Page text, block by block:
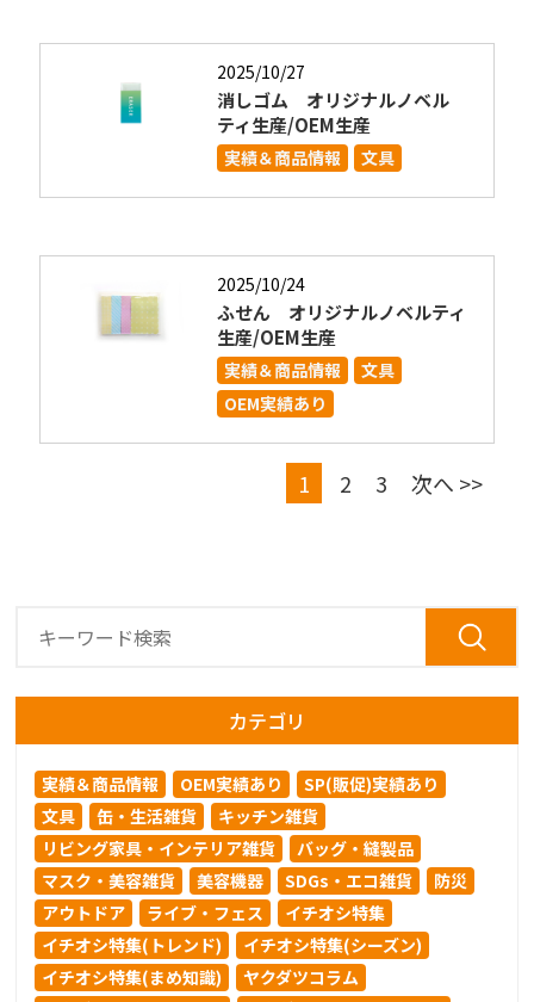
2025/10/27
消しゴム オリジナルノベル
ティ生産/OEM生産
実績＆商品情報 文具
2025/10/24
ふせん オリジナルノベルティ
生産/OEM生産
実績＆商品情報
文具
OEM実績あり
1 2 3 次へ >>
カテゴリ
実績＆商品情報 OEM実績あり
SP(販促)実績あり
文具
缶・生活雑貨
キッチン雑貨
リビング家具・インテリア雑貨
バッグ・縫製品
マスク・美容雑貨
美容機器 SDGs・エコ雑貨
防災
アウトドア
ライブ・フェス
イチオシ特集
イチオシ特集(トレンド)
イチオシ特集(シーズン)
イチオシ特集(まめ知識)
ヤクダツコラム